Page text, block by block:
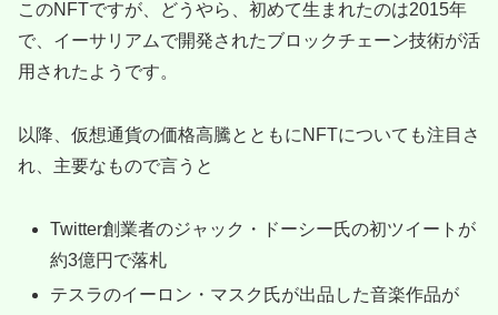
このNFTですが、どうやら、初めて生まれたのは2015年
で、イーサリアムで開発されたブロックチェーン技術が活
用されたようです。
以降、仮想通貨の価格高騰とともにNFTについても注目さ
れ、主要なもので言うと
Twitter創業者のジャック・ドーシー氏の初ツイートが
約3億円で落札
テスラのイーロン・マスク氏が出品した音楽作品が